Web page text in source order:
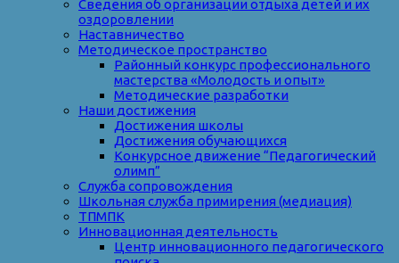
Сведения об организации отдыха детей и их
оздоровлении
Наставничество
Методическое пространство
Районный конкурс профессионального
мастерства «Молодость и опыт»
Методические разработки
Наши достижения
Достижения школы
Достижения обучающихся
Конкурсное движение “Педагогический
олимп”
Служба сопровождения
Школьная служба примирения (медиация)
ТПМПК
Инновационная деятельность
Центр инновационного педагогического